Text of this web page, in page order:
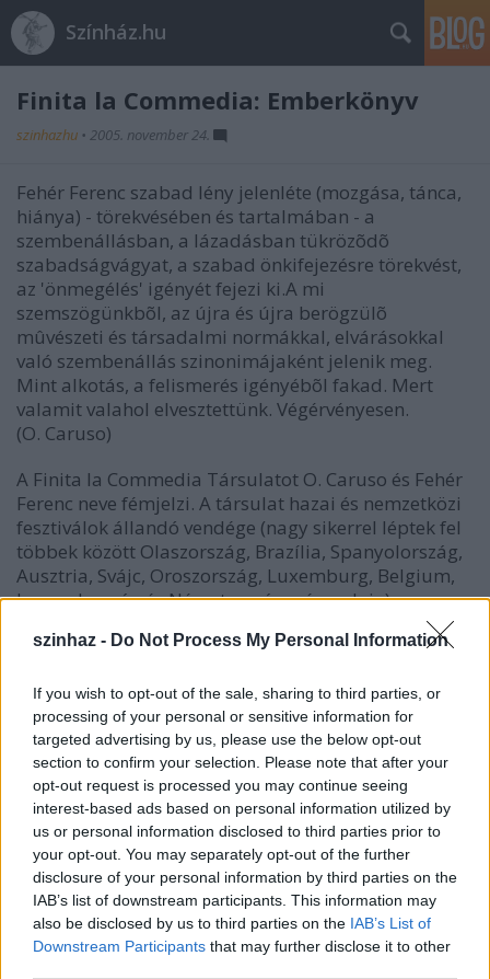
szinhaz - Do Not Process My Personal Information
If you wish to opt-out of the sale, sharing to third parties, or
processing of your personal or sensitive information for
targeted advertising by us, please use the below opt-out
section to confirm your selection. Please note that after your
opt-out request is processed you may continue seeing
interest-based ads based on personal information utilized by
us or personal information disclosed to third parties prior to
your opt-out. You may separately opt-out of the further
disclosure of your personal information by third parties on the
IAB’s list of downstream participants. This information may
also be disclosed by us to third parties on the IAB’s List of
Downstream Participants that may further disclose it to other
Színház.hu
Finita la Commedia: Emberkönyv
szinhazhu • 2005. november 24.
Fehér Ferenc szabad lény jelenléte (mozgása, tánca,
hiánya) - törekvésében és tartalmában - a
szembenállásban, a lázadásban tükrözõdõ
szabadságvágyat, a szabad önkifejezésre törekvést,
az 'önmegélés' igényét fejezi ki.A mi
szemszögünkbõl, az újra és újra berögzülõ
mûvészeti és társadalmi normákkal, elvárásokkal
való szembenállás szinonimájaként jelenik meg.
Mint alkotás, a felismerés igényébõl fakad. Mert
valamit valahol elvesztettünk. Végérvényesen.
(O. Caruso)
A Finita la Commedia Társulatot O. Caruso és Fehér
Ferenc neve fémjelzi. A társulat hazai és nemzetközi
fesztiválok állandó vendége (nagy sikerrel léptek fel
többek között Olaszország, Brazília, Spanyolország,
Ausztria, Svájc, Oroszország, Luxemburg, Belgium,
Lengyelország és Németország színpadain).
Legutóbb a Kairói Nemzetközi Alternatív Színházi
Fesztiválon Fehér Ferenc "A legjobb férfi színész"
A "Medusa piercing" és az "EXIT" című előadásukkal
meghívást nyertek Teheránba (Irán) a január 21-29.
között megrendezésre kerülő 24. Fadjr Nemzetközi
Színházi Fesztiválra.
Az Intro Fesztivál - Modern Művészeti Összefogás
keretében a TRAFÓ bemutatja:
Finita la Commedia: Emberkönyv